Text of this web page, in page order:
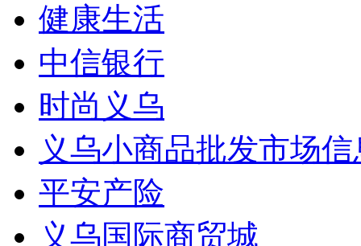
健康生活
中信银行
时尚义乌
义乌小商品批发市场
平安产险
义乌国际商贸城